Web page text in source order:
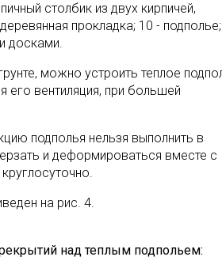
столбик из двух кирпичей,
прокладка; 10 -
досками.
можно устроить теплое
вентиляция, при большей
подполья нельзя выполнить в
и деформироваться вместе с
на рис. 4.
над теплым подпольем: